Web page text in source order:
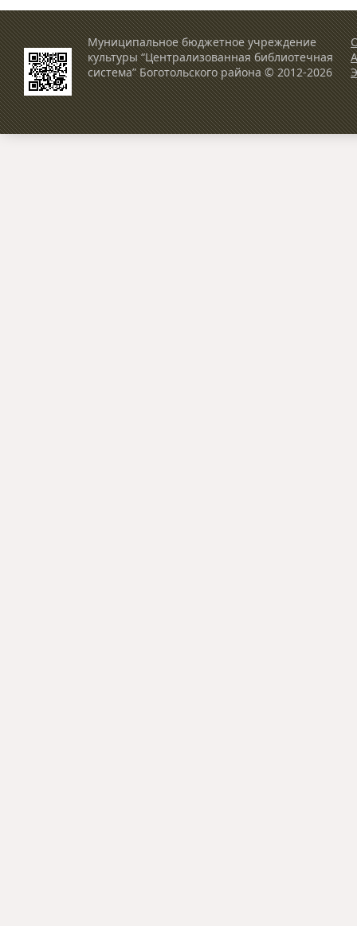
Муниципальное бюджетное учреждение
культуры “Централизованная библиотечная
система” Боготольского района © 2012-2026